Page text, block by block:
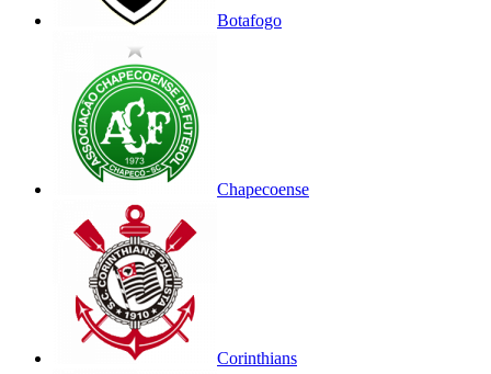
Botafogo
Chapecoense
Corinthians